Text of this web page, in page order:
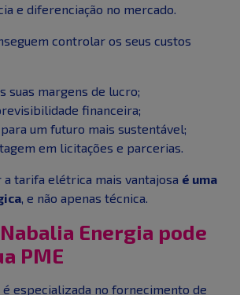
e diferenciação no mercado.
controlar os seus custos
suas margens de lucro;
financeira;
um futuro mais sustentável;
em licitações e parcerias.
a tarifa elétrica mais vantajosa é uma
, e não apenas técnica.
Nabalia Energia pode
PME
é especializada no fornecimento de